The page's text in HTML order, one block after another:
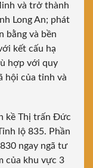
và trở thành
Long An; phát
bằng và bền
kết cấu hạ
hợp với quy
hội của tỉnh và
kề Thị trấn Đức
lộ 835. Phần
ngay ngã tư
của khu vực 3